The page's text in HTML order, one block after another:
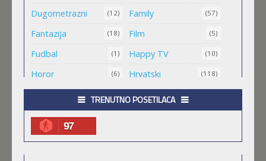
MAO MAO HEROJI CISTOG SRCA
.HACK//ROOTS
Dugometrazni (12) Family (57)
Fantazija (18) Film (5)
Fudbal (1) Happy TV (10)
Horor (6) Hrvatski (118)
Jugio
Komedija Kratkometrazni
magija
TRENUTNO POSETILACA
97